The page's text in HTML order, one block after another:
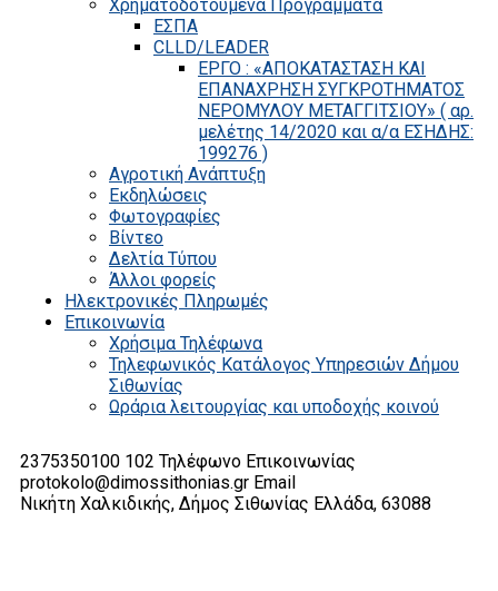
Χρηματοδοτούμενα Προγράμματα
ΕΣΠΑ
CLLD/LEADER
ΕΡΓΟ : «ΑΠΟΚΑΤΑΣΤΑΣΗ ΚΑΙ
ΕΠΑΝΑΧΡΗΣΗ ΣΥΓΚΡΟΤΗΜΑΤΟΣ
ΝΕΡΟΜΥΛΟΥ ΜΕΤΑΓΓΙΤΣΙΟΥ» ( αρ.
μελέτης 14/2020 και α/α ΕΣΗΔΗΣ:
199276 )
Αγροτική Ανάπτυξη
Εκδηλώσεις
Φωτογραφίες
Βίντεο
Δελτία Τύπου
Άλλοι φορείς
Ηλεκτρονικές Πληρωμές
Επικοινωνία
Χρήσιμα Τηλέφωνα
Τηλεφωνικός Κατάλογος Υπηρεσιών Δήμου
Σιθωνίας
Ωράρια λειτουργίας και υποδοχής κοινού
2375350100 102 Τηλέφωνο Επικοινωνίας
protokolo@dimossithonias.gr Email
Νικήτη Χαλκιδικής, Δήμος Σιθωνίας Ελλάδα, 63088